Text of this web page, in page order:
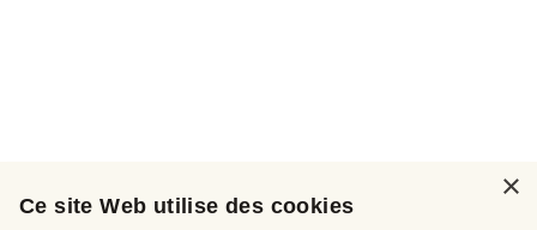
×
Ce site Web utilise des cookies